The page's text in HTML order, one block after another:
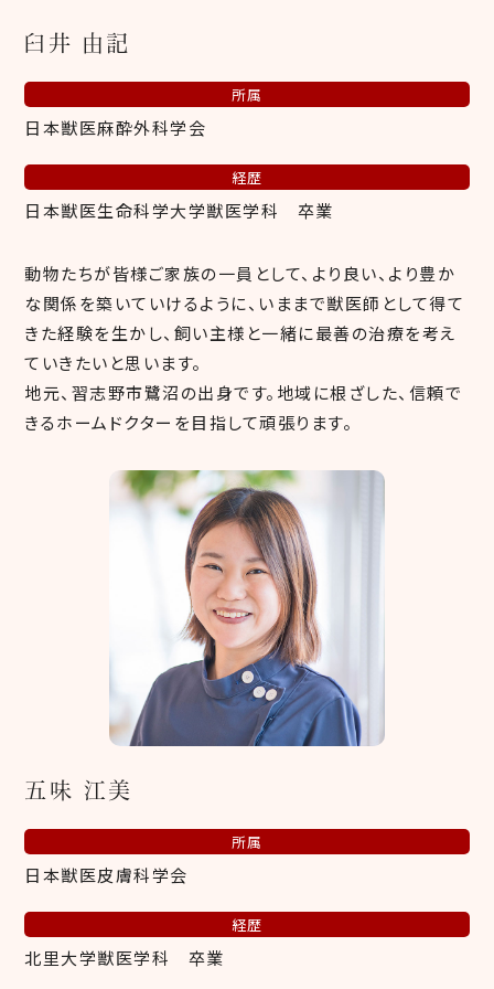
臼井 由記
所属
日本獣医麻酔外科学会
経歴
日本獣医生命科学大学獣医学科 卒業
動物たちが皆様ご家族の一員として、より良い、より豊か
な関係を築いていけるように、いままで獣医師として得て
きた経験を生かし、飼い主様と一緒に最善の治療を考え
ていきたいと思います。
地元、習志野市鷺沼の出身です。地域に根ざした、信頼で
きるホームドクターを目指して頑張ります。
五味 江美
所属
日本獣医皮膚科学会
経歴
北里大学獣医学科 卒業